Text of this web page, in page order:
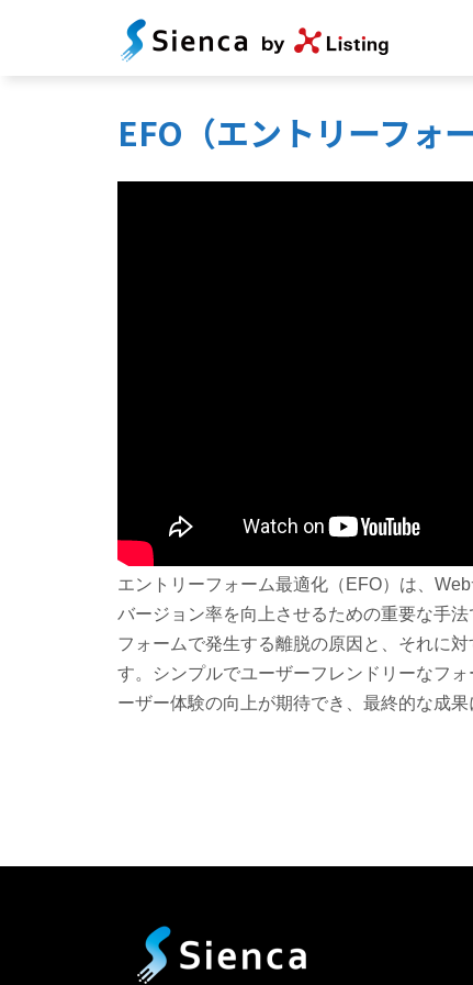
EFO（エントリーフォ
エントリーフォーム最適化（EFO）は、
バージョン率を向上させるための重要な手
フォームで発生する離脱の原因と、それに
す。シンプルでユーザーフレンドリーなフ
ーザー体験の向上が期待でき、最終的な成果